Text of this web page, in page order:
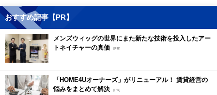
おすすめ記事【PR】
メンズウィッグの世界にまた新たな技術を投入したアー
トネイチャーの真価 [PR]
「HOME4Uオーナーズ」がリニューアル！ 賃貸経営の
悩みをまとめて解決 [PR]